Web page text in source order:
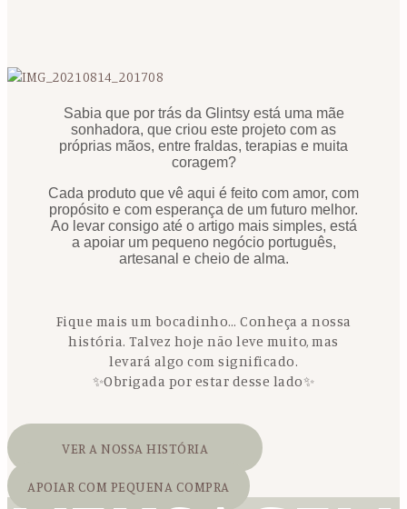
Sabia que por trás da Glintsy está uma mãe
sonhadora, que criou este projeto com as
próprias mãos, entre fraldas, terapias e muita
coragem?
Cada produto que vê aqui é feito com amor, com
propósito e com esperança de um futuro melhor.
Ao levar consigo até o artigo mais simples, está
a apoiar um pequeno negócio português,
artesanal e cheio de alma.
Fique mais um bocadinho… Conheça a nossa
história. Talvez hoje não leve muito, mas
levará algo com significado.
✨Obrigada por estar desse lado✨
VER A NOSSA HISTÓRIA
APOIAR COM PEQUENA COMPRA